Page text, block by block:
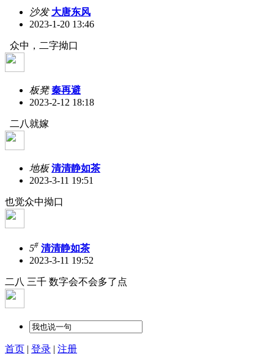
沙发 大唐东风
2023-1-20 13:46
众中，二字拗口
板凳 秦再避
2023-2-12 18:18
二八就嫁
地板 清清静如茶
2023-3-11 19:51
也觉众中拗口
5# 清清静如茶
2023-3-11 19:52
二八 三千 数字会不会多了点
首页 | 登录 | 注册